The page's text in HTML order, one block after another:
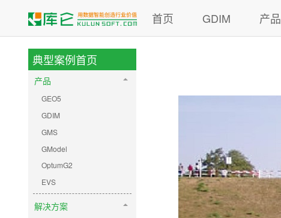
首页 GDIM 产品
典型案例首页
产品
GEO5
GDIM
GMS
GModel
OptumG2
EVS
解决方案